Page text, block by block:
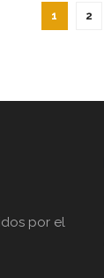
1 2
por el